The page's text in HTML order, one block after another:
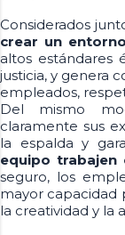
Considerados
crear un
altos estándares
justicia, y genera
empleados,
Del mismo
claramente sus
la espalda y
equipo trabajen
seguro, los
mayor capacidad
la creatividad y la